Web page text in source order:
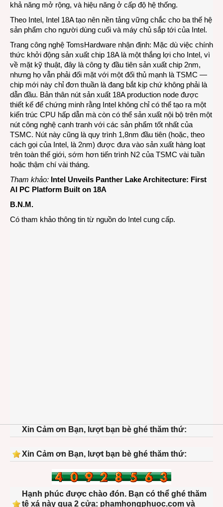
khả năng mở rộng, và hiệu năng ở cấp độ hệ thống.
Theo Intel, Intel 18A tạo nên nền tảng vững chắc cho ba thế hệ
sản phẩm cho người dùng cuối và máy chủ sắp tới của Intel.
Trang công nghệ TomsHardware nhận định: Mặc dù việc chính
thức khởi động sản xuất chip 18A là một thắng lợi cho Intel, vì
về mặt kỹ thuật, đây là công ty đầu tiên sản xuất chip 2nm,
nhưng họ vẫn phải đối mặt với một đối thủ mạnh là TSMC —
chip mới này chỉ đơn thuần là đang bắt kịp chứ không phải là
dẫn đầu. Bản thân nút sản xuất 18A production node được
thiết kế để chứng minh rằng Intel không chỉ có thể tạo ra một
kiến ​​trúc CPU hấp dẫn mà còn có thể sản xuất nội bộ trên một
nút công nghệ cạnh tranh với các sản phẩm tốt nhất của
TSMC. Nút này cũng là quy trình 1,8nm đầu tiên (hoặc, theo
cách gọi của Intel, là 2nm) được đưa vào sản xuất hàng loạt
trên toàn thế giới, sớm hơn tiến trình N2 của TSMC vài tuần
hoặc thậm chí vài tháng.
Tham khảo: Intel Unveils Panther Lake Architecture: First
AI PC Platform Built on 18A
B.N.M.
Có tham khảo thông tin từ nguồn do Intel cung cấp.
Xin Cảm ơn Bạn, lượt bạn bè ghé thăm thứ:
Xin Cảm ơn Bạn, lượt bạn bè ghé thăm thứ:
Hạnh phúc được chào đón. Bạn có thể ghé thăm
tệ xá này qua 2 cửa: phamhongphuoc.com và